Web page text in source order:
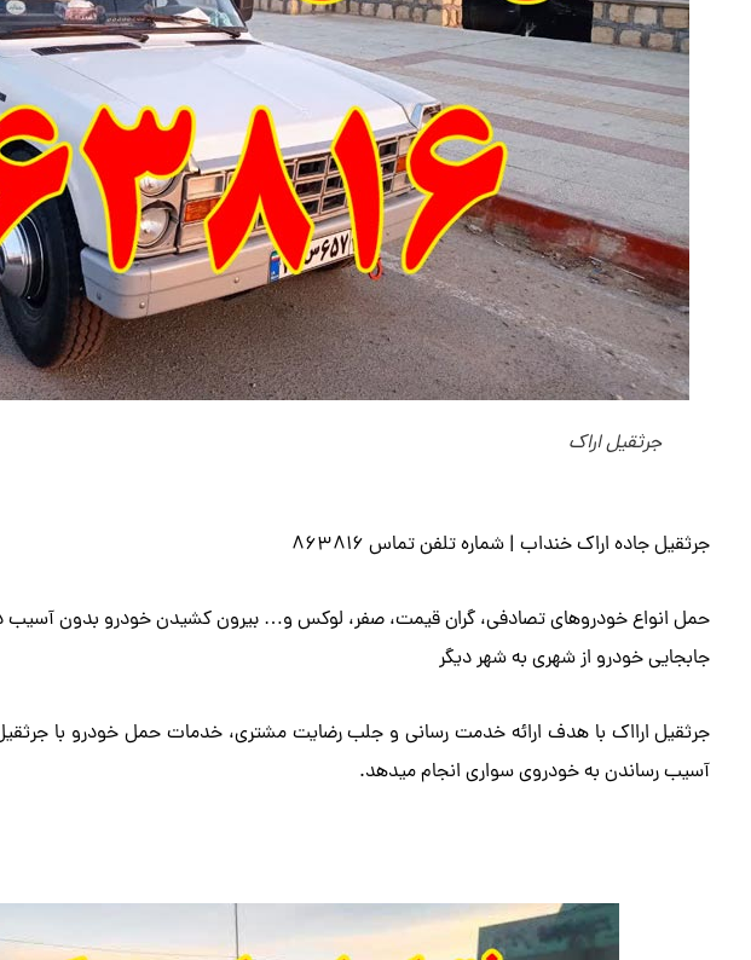
جرثقیل اراک
جرثقیل جاده اراک خنداب | شماره تلفن تماس 863816
حمل انواع خودروهای تصادفی، گران قیمت، صفر، لوکس و… بیرون کشیدن خودرو بدون آسیب
جابجایی خودرو از شهری به شهر دیگر
جرثقیل ارااک با هدف ارائه خدمت رسانی و جلب رضایت مشتری، خدمات حمل خودرو با
آسیب رساندن به خودروی سواری انجام میدهد.